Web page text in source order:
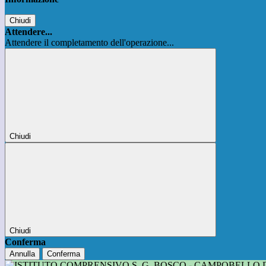
Chiudi
Attendere...
Attendere il completamento dell'operazione...
Chiudi
Chiudi
Conferma
Annulla Conferma